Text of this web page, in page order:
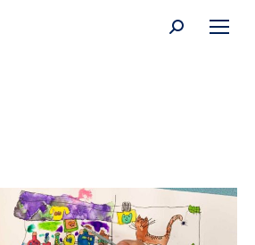
Recherche